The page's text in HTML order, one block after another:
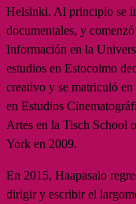
Helsinki. Al principio se
documentales, y
Información en la
estudios en Estocolmo
creativo y se matriculó
en Estudios
Artes en la Tisch School
York en 2009.
En 2015, Haapasalo
dirigir y escribir el